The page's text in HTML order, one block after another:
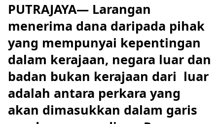
PUTRAJAYA— Larangan
menerima dana daripada pihak
yang mempunyai kepentingan
dalam kerajaan, negara luar dan
badan bukan kerajaan dari luar
adalah antara perkara yang
akan dimasukkan dalam garis